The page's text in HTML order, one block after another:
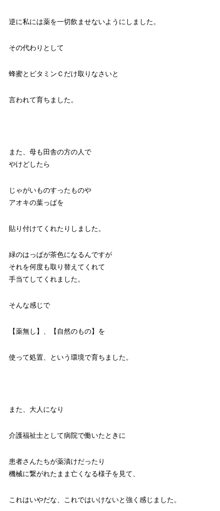
逆に私には薬を一切飲ませないようにしました。
その代わりとして
蜂蜜とビタミンＣだけ取りなさいと
言われて育ちました。
また、母も田舎の方の人で
やけどしたら
じゃがいものすったものや
アオキの葉っぱを
貼り付けてくれたりしました。
緑のはっぱが茶色になるんですが
それを何度も取り替えてくれて
手当てしてくれました。
そんな感じで
【薬無し】、【自然のもの】を
使って処置、という環境で育ちました。
また、大人になり
介護福祉士として病院で働いたときに
患者さんたちが薬漬けだったり
機械に繋がれたまま亡くなる様子を見て、
これはいやだな、これではいけないと強く感じました。